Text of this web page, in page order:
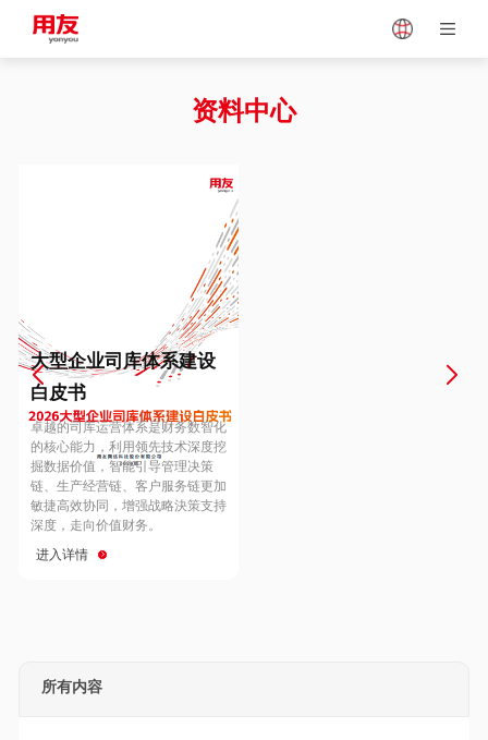
Vietnam
Europe
Hungary
Hong Kong
资料中心
大型企业司库体系建设
白皮书
卓越的司库运营体系是财务数智化
的核心能力，利用领先技术深度挖
掘数据价值，智能引导管理决策
链、生产经营链、客户服务链更加
敏捷高效协同，增强战略決策支持
深度，走向价值财务。
进入详情
所有内容